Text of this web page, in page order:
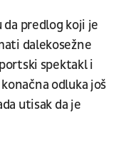
predlog koji je
dalekosežne
spektakl i
odluka još
utisak da je